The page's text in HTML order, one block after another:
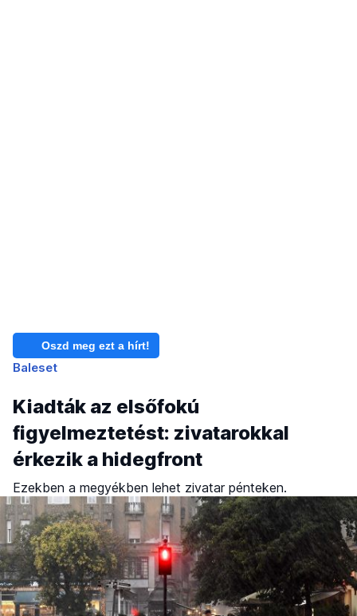
Oszd meg ezt a hírt!
Baleset
Kiadták az elsőfokú
figyelmeztetést: zivatarokkal
érkezik a hidegfront
Ezekben a megyékben lehet zivatar pénteken.